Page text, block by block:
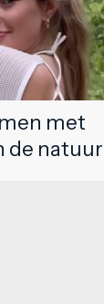
met
de natuur